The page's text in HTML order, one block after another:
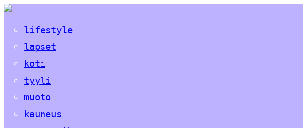
lifestyle
lapset
koti
tyyli
muoto
kauneus